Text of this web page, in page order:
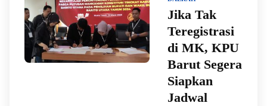
Jika Tak
Teregistrasi
di MK, KPU
Barut Segera
Siapkan
Jadwal